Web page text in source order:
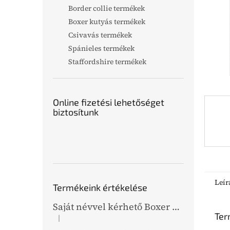
Border collie termékek
Boxer kutyás termékek
Csivavás termékek
Spánieles termékek
Staffordshire termékek
Online fizetési lehetőséget
biztosítunk
Termékeink értékelése
Saját névvel kérhető Boxer grafikás bőr kulcstartó
A termék értékelése 5-ből 5 csillag.
|